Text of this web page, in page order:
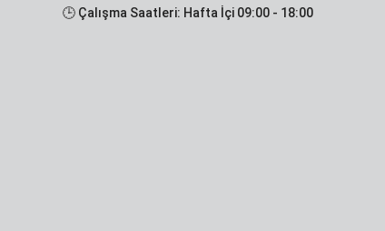
🕒 Çalışma Saatleri: Hafta İçi 09:00 - 18:00